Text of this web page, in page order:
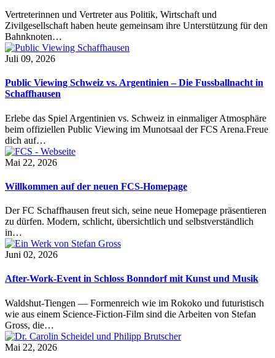
Vertreterinnen und Vertreter aus Politik, Wirtschaft und
Zivilgesellschaft haben heute gemeinsam ihre Unterstützung für den
Bahnknoten…
Juli 09, 2026
Public Viewing Schweiz vs. Argentinien – Die Fussballnacht in
Schaffhausen
Erlebe das Spiel Argentinien vs. Schweiz in einmaliger Atmosphäre
beim offiziellen Public Viewing im Munotsaal der FCS Arena.Freue
dich auf…
Mai 22, 2026
Willkommen auf der neuen FCS-Homepage
Der FC Schaffhausen freut sich, seine neue Homepage präsentieren
zu dürfen. Modern, schlicht, übersichtlich und selbstverständlich
in…
Juni 02, 2026
After-Work-Event in Schloss Bonndorf mit Kunst und Musik
Waldshut-Tiengen — Formenreich wie im Rokoko und futuristisch
wie aus einem Science-Fiction-Film sind die Arbeiten von Stefan
Gross, die…
Mai 22, 2026